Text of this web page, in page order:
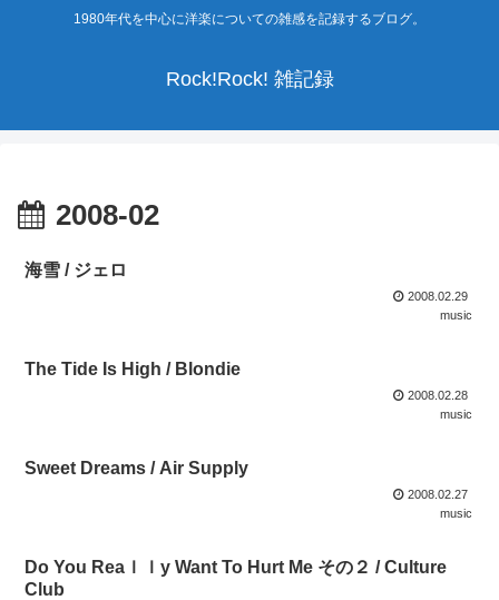
1980年代を中心に洋楽についての雑感を記録するブログ。
Rock!Rock! 雑記録
2008-02
海雪 / ジェロ
2008.02.29
music
The Tide Is High / Blondie
2008.02.28
music
Sweet Dreams / Air Supply
2008.02.27
music
Do You Reaｌｌy Want To Hurt Me その２ / Culture
Club